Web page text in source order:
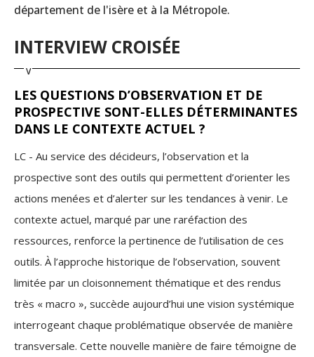
département de l'isère et à la Métropole.
INTERVIEW CROISÉE
LES QUESTIONS D’OBSERVATION ET DE
PROSPECTIVE SONT-ELLES DÉTERMINANTES
DANS LE CONTEXTE ACTUEL ?
LC - Au service des décideurs, l’observation et la
prospective sont des outils qui permettent d’orienter les
actions menées et d’alerter sur les tendances à venir. Le
contexte actuel, marqué par une raréfaction des
ressources, renforce la pertinence de l’utilisation de ces
outils. À l’approche historique de l’observation, souvent
limitée par un cloisonnement thématique et des rendus
très « macro », succède aujourd’hui une vision systémique
interrogeant chaque problématique observée de manière
transversale. Cette nouvelle manière de faire témoigne de